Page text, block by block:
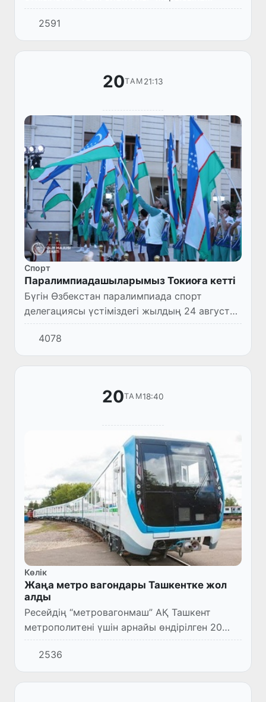
жеребе тастау салтанаты өтті.
2591
20ТАМ 21:13
Спорт
Паралимпиадашыларымыз Токиоға кетті
Бүгін Өзбекстан паралимпиада спорт
делегациясы үстіміздегі жылдың 24 август
—5 сентябрь күндері Жапонияның Токио
қаласында өтететін XVI жазғы Паралимпиада
ойындарына қатысу үшін к...
4078
20ТАМ18:40
Көлік
Жаңа метро вагондары Ташкентке жол
алды
Ресейдің “метровагонмаш” АҚ Ташкент
метрополитені үшін арнайы өндірілген 20
жаңа вагондар Ташкентке әкелінуде.
2536